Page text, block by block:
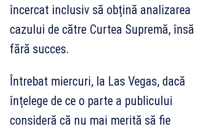
încercat inclusiv să obțină analizarea
cazului de către Curtea Supremă, însă
fără succes.
Întrebat miercuri, la Las Vegas, dacă
înțelege de ce o parte a publicului
consideră că nu mai merită să fie